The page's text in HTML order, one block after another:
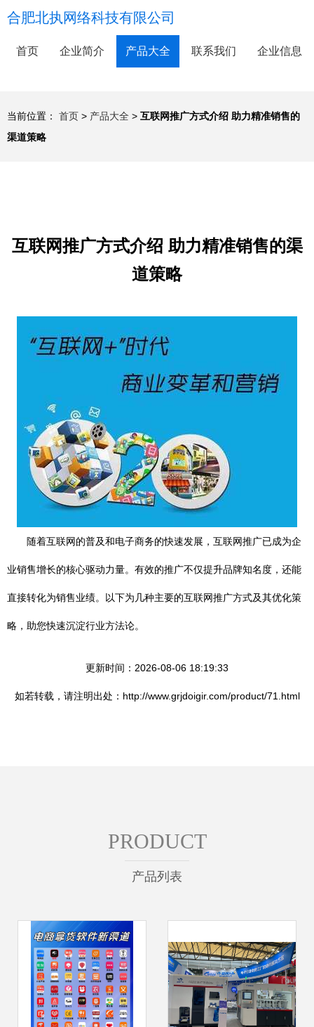
合肥北执网络科技有限公司
首页 企业简介 产品大全 联系我们 企业信息
当前位置： 首页 > 产品大全 > 互联网推广方式介绍 助力精准销售的
渠道策略
互联网推广方式介绍 助力精准销售的渠
道策略
随着互联网的普及和电子商务的快速发展，互联网推广已成为企
业销售增长的核心驱动力量。有效的推广不仅提升品牌知名度，还能
直接转化为销售业绩。以下为几种主要的互联网推广方式及其优化策
略，助您快速沉淀行业方法论。
更新时间：2026-08-06 18:19:33
如若转载，请注明出处：http://www.grjdoigir.com/product/71.html
PRODUCT
产品列表